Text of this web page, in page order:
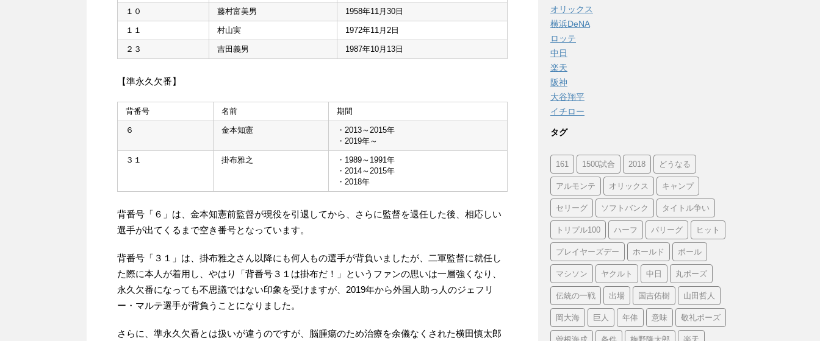
１０ 藤村富美男 1958年11月30日
１１ 村山実 1972年11月2日
２３ 吉田義男 1987年10月13日
【準永久欠番】
背番号 名前 期間
６ 金本知憲
・2013～2015年
・2019年～
３１ 掛布雅之
・1989～1991年
・2014～2015年
・2018年
背番号「６」は、金本知憲前監督が現役を引退してから、さらに監督を退任した後、相応しい
選手が出てくるまで空き番号となっています。
背番号「３１」は、掛布雅之さん以降にも何人もの選手が背負いましたが、二軍監督に就任し
た際に本人が着用し、やはり「背番号３１は掛布だ！」というファンの思いは一層強くなり、
永久欠番になっても不思議ではない印象を受けますが、2019年から外国人助っ人のジェフリ
ー・マルテ選手が背負うことになりました。
さらに、準永久欠番とは扱いが違うのですが、脳腫瘍のため治療を余儀なくされた横田慎太郎
オリックス
横浜DeNA
ロッテ
中日
楽天
阪神
大谷翔平
イチロー
タグ
161 1500試合 2018 どうなる
アルモンテ オリックス キャンプ
セリーグ ソフトバンク タイトル争い
トリプル100 ハーフ パリーグ ヒット
プレイヤーズデー ホールド ボール
マシソン ヤクルト 中日 丸ポーズ
伝統の一戦 出場 国吉佑樹 山田哲人
岡大海 巨人 年俸 意味 敬礼ポーズ